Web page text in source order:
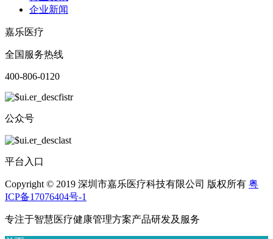
企业新闻
嘉乐医疗
全国服务热线
400-806-0120
公众号
平台入口
Copyright © 2019 深圳市嘉乐医疗科技有限公司 版权所有 粤
ICP备17076404号-1
专注于智慧医疗健康管理方案产品研发及服务